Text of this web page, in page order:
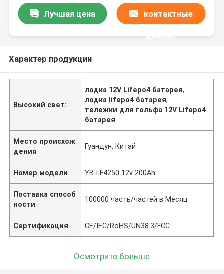
Лучшая цена контактные
данные
Характер продукции
Высокий свет:
лодка 12V Lifepo4 батарея,
лодка lifepo4 батарея,
тележки для гольфа 12V Lifepo4
батарея
Место происхож
дения
Гуандун, Китай
Номер модели YB-LF4250 12v 200Ah
Поставка способ
ности
100000 часть/частей в Месяц
Сертификация CE/IEC/RoHS/UN38.3/FCC
Осмотрите больше